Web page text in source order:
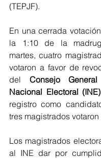
(TEPJF).
En una cerrada
la 1:10 de la
martes, cuatro
votaron a favor de
del Consejo
Nacional Electoral
registro como
tres magistrados votaron
Los magistrados
al INE dar por